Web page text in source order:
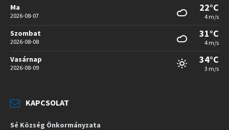
Ma
2026-08-07
22°C
4 m/s
Szombat
2026-08-08
31°C
4 m/s
Vasárnap
2026-08-09
34°C
3 m/s
KAPCSOLAT
Sé Község Önkormányzata